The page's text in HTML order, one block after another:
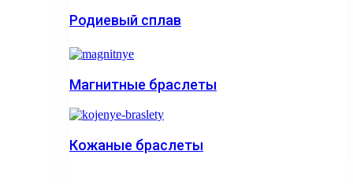
Родиевый сплав
Магнитные браслеты
Кожаные браслеты